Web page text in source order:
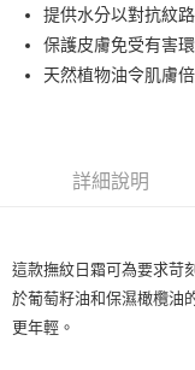
街口支付
悠遊付
每筆NT$80，滿
全家純取貨 (先付款
提供水分以對抗紋路
保護皮膚免受有害
天然植物油令肌膚
詳細說明
這款撫紋日霜可為要求苛
於葡萄籽油和保濕橄欖油
更年輕。